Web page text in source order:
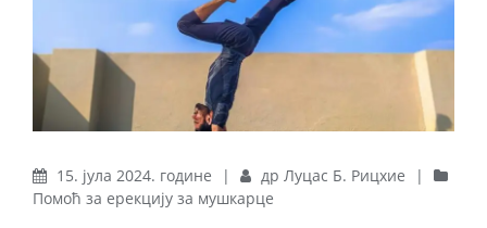
15. јула 2024. године | др Луцас Б. Рицхие
|
Помоћ за ерекцију за мушкарце